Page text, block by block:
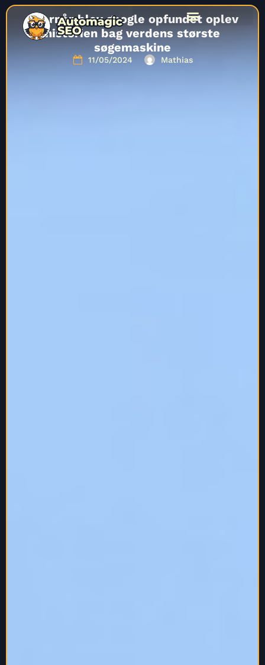
Hvornår blev google opfundet oplev
historien bag verdens største
søgemaskine
11/05/2024 Mathias